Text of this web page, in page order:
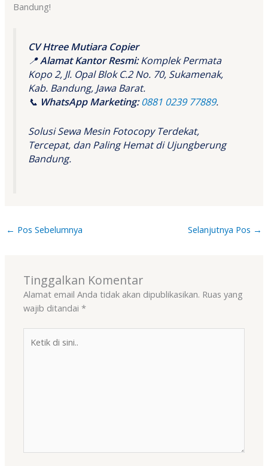
Bandung!
CV Htree Mutiara Copier
📍Alamat Kantor Resmi:Komplek Permata
Kopo 2, Jl. Opal Blok C.2 No. 70, Sukamenak,
Kab. Bandung, Jawa Barat.
📞 WhatsApp Marketing: 0881 0239 77889.
Solusi Sewa Mesin Fotocopy Terdekat,
Tercepat, dan Paling Hemat di Ujungberung
Bandung.
← Pos Sebelumnya Selanjutnya Pos →
Tinggalkan Komentar
Alamat email Anda tidak akan dipublikasikan. Ruas yang
wajib ditandai*